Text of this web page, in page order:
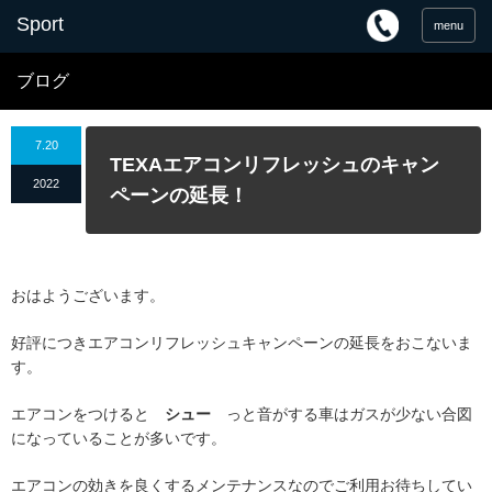
menu
ブログ
7.20
2022
TEXAエアコンリフレッシュのキャン
ペーンの延長！
おはようございます。
好評につきエアコンリフレッシュキャンペーンの延長をおこないま
す。
エアコンをつけると シュー
っと音がする車はガスが少ない合図
になっていることが多いです。
エアコンの効きを良くするメンテナンスなのでご利用お待ちしてい